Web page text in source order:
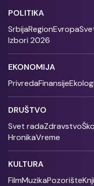
POLITIKA
SrbijaRegionEvropa
Izbori 2026
EKONOMIJA
PrivredaFinansije
DRUŠTVO
Svet radaZdravstvo
HronikaVreme
KULTURA
FilmMuzikaPozorište